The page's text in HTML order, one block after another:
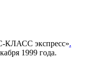
КЛАСС экспресс».
1999 года.